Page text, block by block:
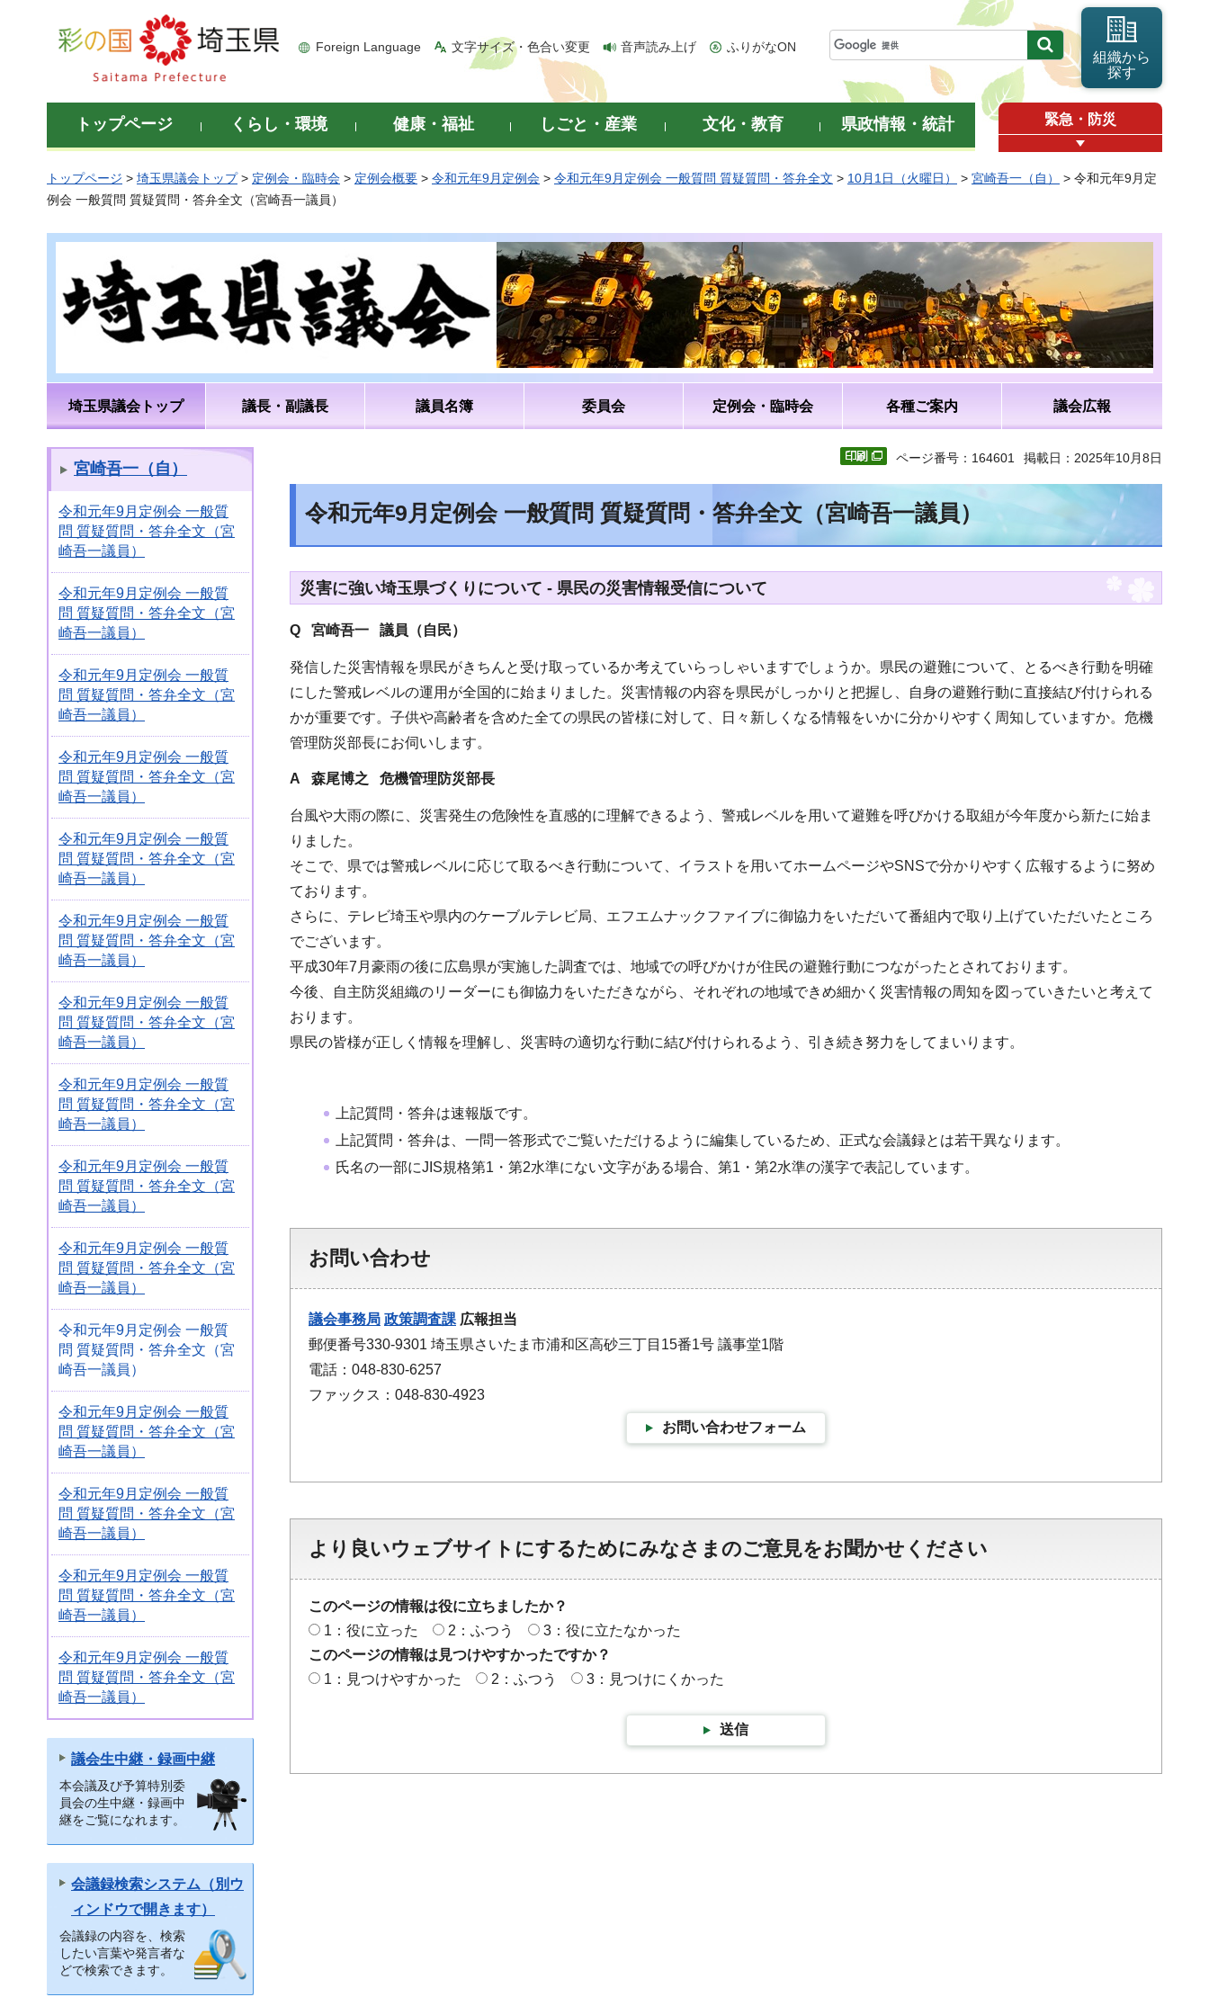
彩の国 埼玉県
Foreign Language 文字サイズ・色合い変更 音声読み上げ ふりがなON
組織から
探す
トップページ くらし・環境 健康・福祉 しごと・産業 文化・教育 県政情報・統計 緊急・防災
トップページ > 埼玉県議会トップ> 定例会・臨時会 > 定例会概要 > 令和元年9月定例会 > 令和元年9月定例会 一般質問 質疑質問・答弁全文 > 10月1日（火曜日） > 宮崎吾一（自）
> 令和元年9月定
例会 一般質問 質疑質問・答弁全文（宮崎吾一議員）
埼玉県議会トップ 議長・副議長 議員名簿 委員会 定例会・臨時会 各種ご案内 議会広報
宮崎吾一（自）
令和元年9月定例会 一般質
問 質疑質問・答弁全文（宮
崎吾一議員）
令和元年9月定例会 一般質
問 質疑質問・答弁全文（宮
崎吾一議員）
令和元年9月定例会 一般質
問 質疑質問・答弁全文（宮
崎吾一議員）
令和元年9月定例会 一般質
問 質疑質問・答弁全文（宮
崎吾一議員）
令和元年9月定例会 一般質
問 質疑質問・答弁全文（宮
崎吾一議員）
令和元年9月定例会 一般質
問 質疑質問・答弁全文（宮
崎吾一議員）
令和元年9月定例会 一般質
問 質疑質問・答弁全文（宮
崎吾一議員）
令和元年9月定例会 一般質
問 質疑質問・答弁全文（宮
崎吾一議員）
令和元年9月定例会 一般質
問 質疑質問・答弁全文（宮
崎吾一議員）
令和元年9月定例会 一般質
問 質疑質問・答弁全文（宮
崎吾一議員）
令和元年9月定例会 一般質
問 質疑質問・答弁全文（宮
崎吾一議員）
令和元年9月定例会 一般質
問 質疑質問・答弁全文（宮
崎吾一議員）
令和元年9月定例会 一般質
問 質疑質問・答弁全文（宮
崎吾一議員）
令和元年9月定例会 一般質
問 質疑質問・答弁全文（宮
崎吾一議員）
令和元年9月定例会 一般質
問 質疑質問・答弁全文（宮
崎吾一議員）
議会生中継・録画中継
本会議及び予算特別委
員会の生中継・録画中
継をご覧になれます。
会議録検索システム（別ウ
ィンドウで開きます）
会議録の内容を、検索
したい言葉や発言者な
どで検索できます。
ページ番号：164601 掲載日：2025年10月8日
令和元年9月定例会 一般質問 質疑質問・答弁全文（宮崎吾一議員）
災害に強い埼玉県づくりについて - 県民の災害情報受信について
Q 宮崎吾一 議員（自民）
発信した災害情報を県民がきちんと受け取っているか考えていらっしゃいますでしょうか。県民の避難について、とるべき行動を明確
にした警戒レベルの運用が全国的に始まりました。災害情報の内容を県民がしっかりと把握し、自身の避難行動に直接結び付けられる
かが重要です。子供や高齢者を含めた全ての県民の皆様に対して、日々新しくなる情報をいかに分かりやすく周知していますか。危機
管理防災部長にお伺いします。
A 森尾博之 危機管理防災部長
台風や大雨の際に、災害発生の危険性を直感的に理解できるよう、警戒レベルを用いて避難を呼びかける取組が今年度から新たに始ま
りました。
そこで、県では警戒レベルに応じて取るべき行動について、イラストを用いてホームページやSNSで分かりやすく広報するように努め
ております。
さらに、テレビ埼玉や県内のケーブルテレビ局、エフエムナックファイブに御協力をいただいて番組内で取り上げていただいたところ
でございます。
平成30年7月豪雨の後に広島県が実施した調査では、地域での呼びかけが住民の避難行動につながったとされております。
今後、自主防災組織のリーダーにも御協力をいただきながら、それぞれの地域できめ細かく災害情報の周知を図っていきたいと考えて
おります。
県民の皆様が正しく情報を理解し、災害時の適切な行動に結び付けられるよう、引き続き努力をしてまいります。
上記質問・答弁は速報版です。
上記質問・答弁は、一問一答形式でご覧いただけるように編集しているため、正式な会議録とは若干異なります。
氏名の一部にJIS規格第1・第2水準にない文字がある場合、第1・第2水準の漢字で表記しています。
お問い合わせ
議会事務局 政策調査課 広報担当
郵便番号330-9301 埼玉県さいたま市浦和区高砂三丁目15番1号 議事堂1階
電話：048-830-6257
ファックス：048-830-4923
お問い合わせフォーム
より良いウェブサイトにするためにみなさまのご意見をお聞かせください
このページの情報は役に立ちましたか？
1：役に立った
2：ふつう
3：役に立たなかった
このページの情報は見つけやすかったですか？
1：見つけやすかった
2：ふつう 3：見つけにくかった
送信